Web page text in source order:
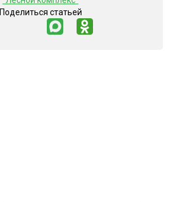
Поделиться статьей